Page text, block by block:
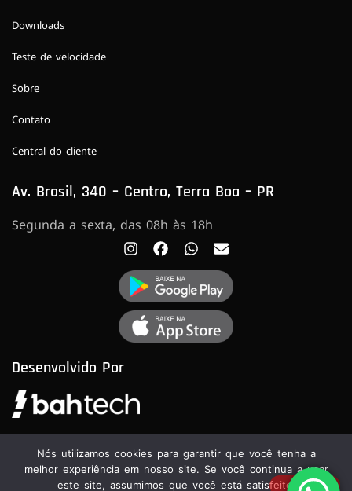
Downloads
Teste de velocidade
Sobre
Contato
Central do cliente
Av. Brasil, 340 – Centro, Terra Boa – PR
Segunda a sexta, das 08h às 18h
Desenvolvido Por
Nós utilizamos cookies para garantir que você tenha a
melhor experiência em nosso site. Se você continua a usar
este site, assumimos que você está satisfeito.